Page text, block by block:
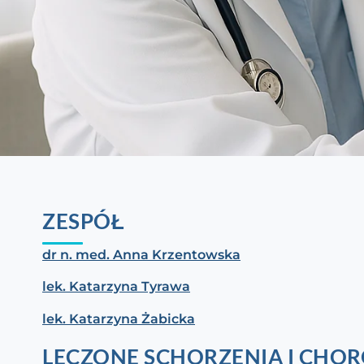
ZESPÓŁ
dr n. med. Anna Krzentowska
lek. Katarzyna Tyrawa
lek. Katarzyna Żabicka
LECZONE SCHORZENIA I